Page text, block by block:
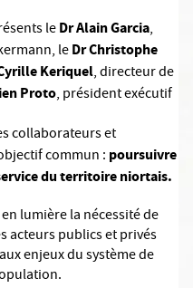
leDr Alain Garcia,
leDr Christophe
Keriquel, directeur de
Proto, président exécutif
collaborateurs et
commun : poursuivre
du territoire niortais.
lumière la nécessité de
acteurs publics et privés
enjeux du système de